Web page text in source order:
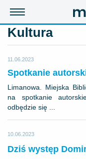
Kultura
11.06.2023
Spotkanie
Limanowa. Miejska
na spotkanie
odbędzie się ...
10.06.2023
Dziś występ